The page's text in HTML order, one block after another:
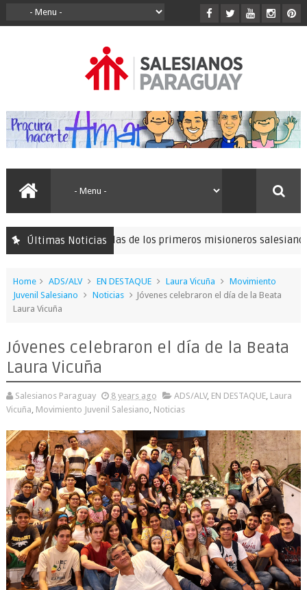
Últimas Noticias
seguir las huellas de los primeros misioneros salesianos
Home ADS/ALV EN DESTAQUE Laura Vicuña
Movimiento
Juvenil Salesiano
Noticias
Jóvenes celebraron el día de la Beata
Laura Vicuña
Jóvenes celebraron el día de la Beata
Laura Vicuña
Salesianos Paraguay 8 years ago ADS/ALV, EN DESTAQUE, Laura
Vicuña Movimiento Juvenil Salesiano Noticias